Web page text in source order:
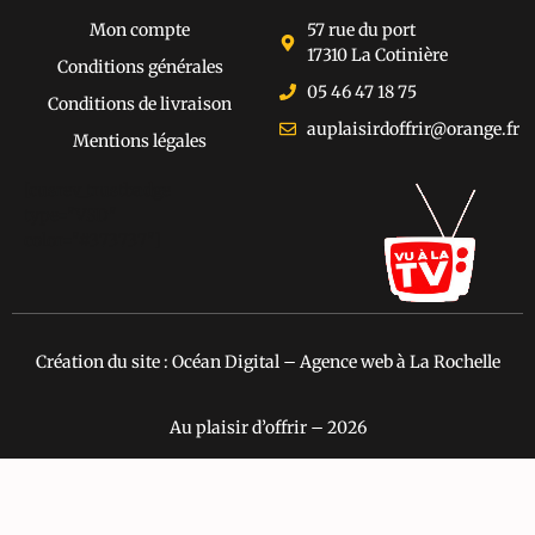
Mon compte
Conditions générales
Conditions de livraison
Mentions légales
57 rue du port
17310 La Cotinière
05 46 47 18 75
auplaisirdoffrir@orange.fr
Création du site : Océan Digital – Agence web à La Rochelle
Au plaisir d’offrir – 2026